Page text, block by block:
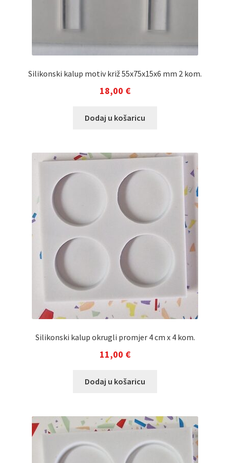
Silikonski kalup motiv križ 55x75x15x6 mm 2 kom.
18,00 €
Dodaj u košaricu
Silikonski kalup okrugli promjer 4 cm x 4 kom.
11,00 €
Dodaj u košaricu